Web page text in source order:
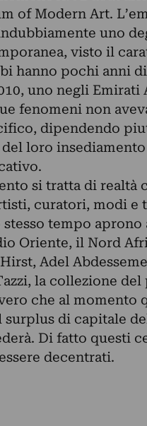
of Modern Art.
uno
visto il
hanno pochi anni
uno negli Emirati
fenomeni non
dipendendo
loro
si tratta di realtà
curatori, modi
tempo aprono
Oriente, il Nord
Adel
la collezione
che al momento
surplus di capitale
Di fatto questi
decentrati.